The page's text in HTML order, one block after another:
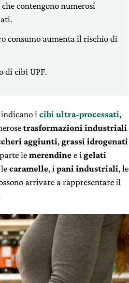
contengono numerosi
consumo aumenta il rischio di
di cibi UPF.
i cibi ultra-processati,
trasformazioni industriali
aggiunti,grassi idrogenati
lemerendinee i gelati
caramelle, i pani industriali, le
arrivare a rappresentare il